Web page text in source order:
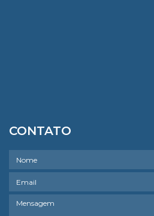
CONTATO